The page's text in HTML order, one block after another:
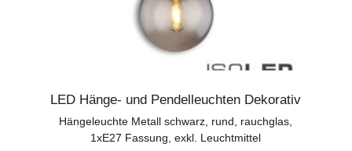
LED Hänge- und Pendelleuchten Dekorativ
Hängeleuchte Metall schwarz, rund, rauchglas,
1xE27 Fassung, exkl. Leuchtmittel